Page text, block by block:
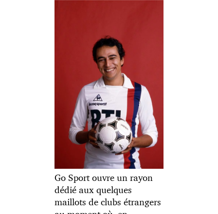
Go Sport ouvre un rayon
dédié aux quelques
maillots de clubs étrangers